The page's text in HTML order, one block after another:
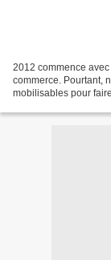
2012 commence
commerce. Pourtant,
mobilisables pour